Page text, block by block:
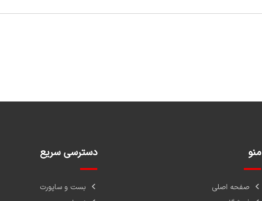
منو
صفحه اصلی
دسترسی سریع
بست و ساپورت